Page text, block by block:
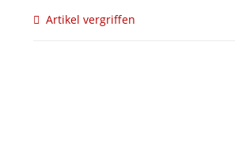
Artikel vergriffen